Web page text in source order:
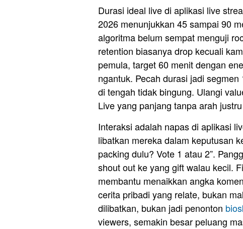
Durasi ideal live di aplikasi live
2026 menunjukkan 45 sampai 90
algoritma belum sempat menguji
retention biasanya drop kecuali
pemula, target 60 menit dengan
ngantuk. Pecah durasi jadi
di tengah tidak bingung. Ulangi
Live yang panjang tanpa arah
Interaksi adalah napas di aplikasi
libatkan mereka dalam keputusan
packing dulu? Vote 1 atau 2”.
shout out ke yang gift walau kecil.
membantu menaikkan angka
cerita pribadi yang relate, bukan
dilibatkan, bukan jadi penonton
viewers, semakin besar peluang